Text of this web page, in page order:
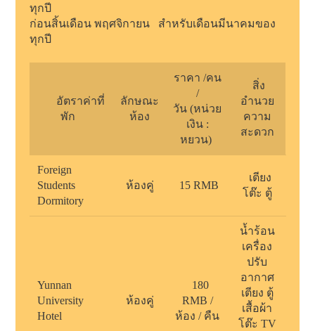
ทุกปี
ก่อนสิ้นเดือนพฤศจิกายน
สำหรับเดือนมีนาคมของ
ทุกปี
อัตราค่าที่
พัก
ลักษณะ
ห้อง
ราคา /คน
/
วัน(หน่วย
เงิน :
หยวน)
สิ่ง
อำนวย
ความ
สะดวก
Foreign
Students
Dormitory
ห้องคู่ 15 RMB
เตียง
โต๊ะ ตู้
Yunnan
University
Hotel
ห้องคู่
180
RMB /
ห้อง / คืน
น้ำร้อน
เครื่อง
ปรับ
อากาศ
เตียง ตู้
เสื้อผ้า
โต๊ะ TV